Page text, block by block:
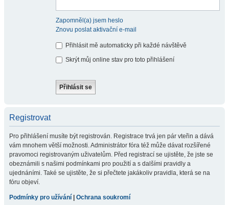
Zapomněl(a) jsem heslo
Znovu poslat aktivační e-mail
Přihlásit mě automaticky při každé návštěvě
Skrýt můj online stav pro toto přihlášení
Registrovat
Pro přihlášení musíte být registrován. Registrace trvá jen pár vteřin a dává
vám mnohem větší možnosti. Administrátor fóra též může dávat rozšířené
pravomoci registrovaným uživatelům. Před registrací se ujistěte, že jste se
obeznámili s našimi podmínkami pro použití a s dalšími pravidly a
ujednáními. Také se ujistěte, že si přečtete jakákoliv pravidla, která se na
fóru objeví.
Podmínky pro užívání Ochrana soukromí